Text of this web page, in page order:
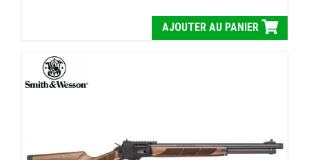
AJOUTER AU PANIER